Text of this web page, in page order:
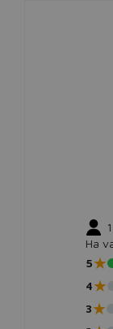
1
Ha
5★
4★
3★